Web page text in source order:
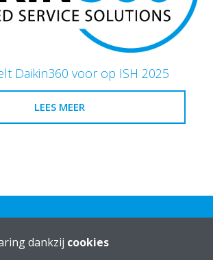
Daikin360 voor op ISH 2025
LEES MEER
dankzij cookies